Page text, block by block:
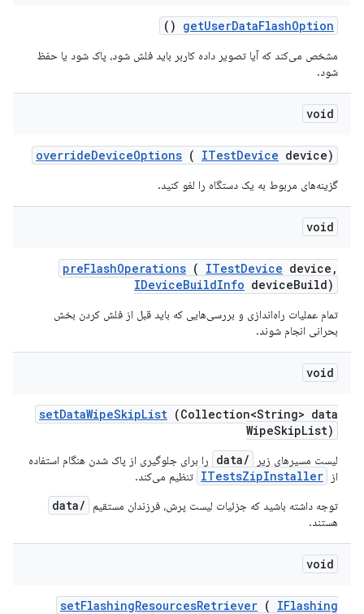
getUserDataFlashOption
()
مشخص می‌کند که آیا تصویر داده کاربر باید فلش شود، پاک شود یا حفظ
شود.
void
overrideDeviceOptions ( ITestDevice device)
گزینه‌های مربوط به یک دستگاه را لغو کنید.
void
preFlashOperations ( ITestDevice device ,
IDeviceBuildInfo deviceBuild)
تمام عملیات راه‌اندازی و بررسی‌هایی که باید قبل از فلش کردن بخش
بحرانی انجام شوند.
void
setDataWipeSkipList (Collection<String> data
WipeSkipList)
لیست مسیرهای زیر /data
را برای جلوگیری از پاک شدن هنگام استفاده
از
ITestsZipInstaller تنظیم می‌کند.
توجه داشته باشید که جزئیات لیست پرش، فرزندان مستقیم
/data
هستند.
void
setFlashingResourcesRetriever ( IFlashing